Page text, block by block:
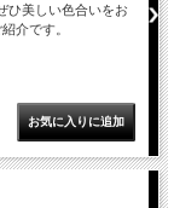
ひ美しい色合いをお
介です。